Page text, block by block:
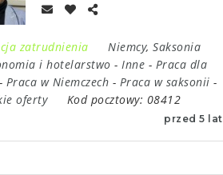
przed 5 lat
zatrudnienia Niemcy, Saksonia
i hotelarstwo - Inne - Praca dla
- Praca w Niemczech - Praca w saksonii -
oferty
Kod pocztowy: 08412